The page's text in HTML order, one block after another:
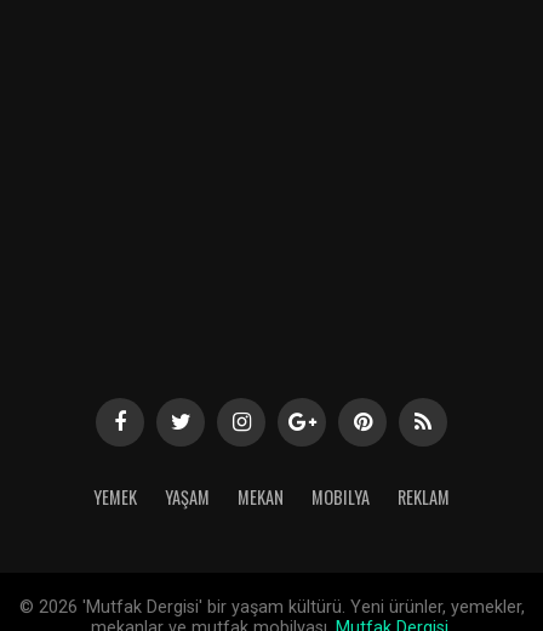
YEMEK YAŞAM MEKAN MOBILYA REKLAM
© 2026 'Mutfak Dergisi' bir yaşam kültürü. Yeni ürünler, yemekler,